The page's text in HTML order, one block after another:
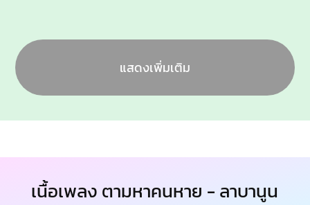
แสดงเพิ่มเติม
เนื้อเพลง ตามหาคนหาย - ลาบานูน